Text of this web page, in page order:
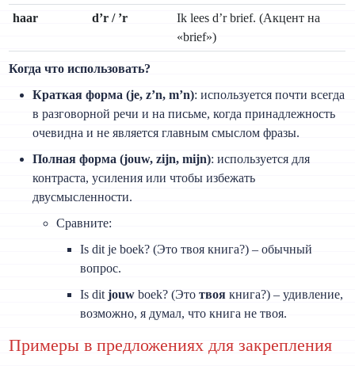
haar d’r / ’r
Ik lees d’r brief. (Акцент на
«brief»)
Когда что использовать?
Краткая форма (je, z’n, m’n): используется почти всегда
в разговорной речи и на письме, когда принадлежность
очевидна и не является главным смыслом фразы.
Полная форма (jouw, zijn, mijn): используется для
контраста, усиления или чтобы избежать
двусмысленности.
Сравните:
Is dit je boek? (Это твоя книга?) – обычный
вопрос.
Is ditjouw boek? (Этотвоя книга?) – удивление,
возможно, я думал, что книга не твоя.
Примеры в предложениях для закрепления